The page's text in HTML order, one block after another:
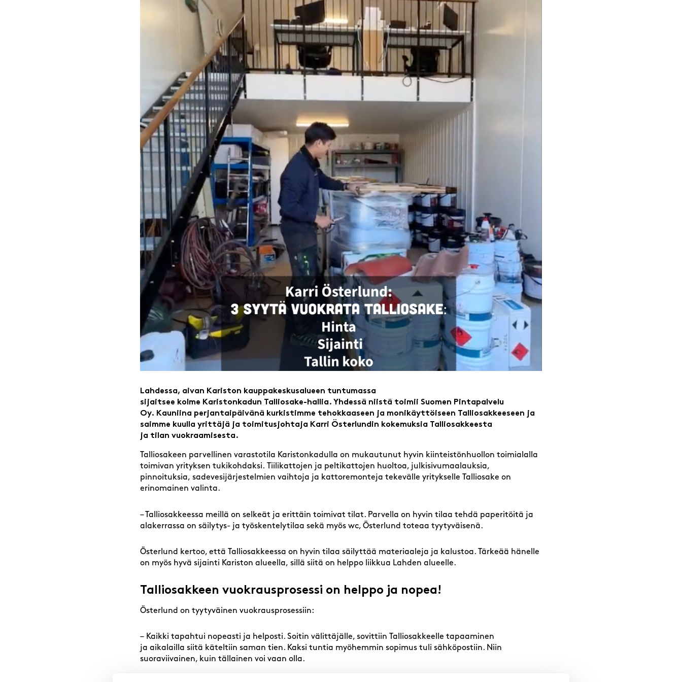
Lahdessa, aivan Kariston kauppakeskusalueen tuntumassa
sijaitsee kolme Karistonkadun Talliosake-hallia. Yhdessä niistä toimii Suomen Pintapalvelu
Oy. Kauniina perjantaipäivänä kurkistimme tehokkaaseen ja monikäyttöiseen Talliosakkeeseen ja
saimme kuulla yrittäjä ja toimitusjohtaja Karri Österlundin kokemuksia Talliosakkeesta
ja tilan vuokraamisesta.
Talliosakeen parvellinen varastotila Karistonkadulla on mukautunut hyvin kiinteistönhuollon toimialalla
toimivan yrityksen tukikohdaksi. Tiilikattojen ja peltikattojen huoltoa, julkisivumaalauksia,
pinnoituksia, sadevesijärjestelmien vaihtoja ja kattoremonteja tekevälle yritykselle Talliosake on
erinomainen valinta.
– Talliosakkeessa meillä on selkeät ja erittäin toimivat tilat. Parvella on hyvin tilaa tehdä paperitöitä ja
alakerrassa on säilytys- ja työskentelytilaa sekä myös wc, Österlund toteaa tyytyväisenä.
Österlund kertoo, että Talliosakkeessa on hyvin tilaa säilyttää materiaaleja ja kalustoa. Tärkeää hänelle
on myös hyvä sijainti Kariston alueella, sillä siitä on helppo liikkua Lahden alueelle.
Talliosakkeen vuokrausprosessi on helppo ja nopea!
Österlund on tyytyväinen vuokrausprosessiin:
– Kaikki tapahtui nopeasti ja helposti. Soitin välittäjälle, sovittiin Talliosakkeelle tapaaminen
ja aikalailla siitä käteltiin saman tien. Kaksi tuntia myöhemmin sopimus tuli sähköpostiin. Niin
suoraviivainen, kuin tällainen voi vaan olla.